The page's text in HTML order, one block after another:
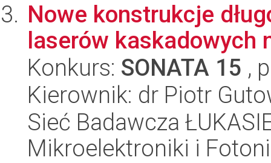
Nowe konstrukcje
laserów kaskadowych
Konkurs: SONATA 15 ,
Kierownik: dr Piotr
Sieć Badawcza
Mikroelektroniki i